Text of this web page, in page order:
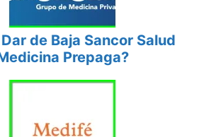
de Baja Sancor Salud
Prepaga?